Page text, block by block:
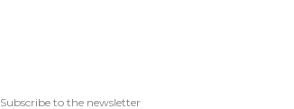
Subscribe to the newsletter